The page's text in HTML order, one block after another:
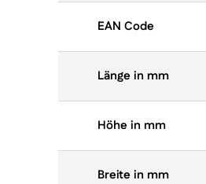
EAN Code
Länge in mm
Höhe in mm
Breite in mm